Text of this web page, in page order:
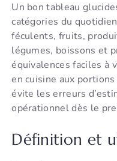
Un bon tableau
catégories du
féculents, fruits,
légumes, boissons et
équivalences faciles à
en cuisine aux
évite les erreurs
opérationnel dès le
Définition et